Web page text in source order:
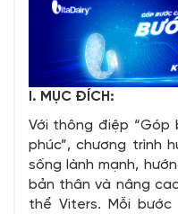
I. MỤC ĐÍCH:
Với thông điệp “Góp
phúc”, chương trình
sống lành mạnh,
bản thân và nâng
thể Viters. Mỗi